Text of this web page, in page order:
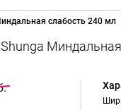
слабость 240 мл